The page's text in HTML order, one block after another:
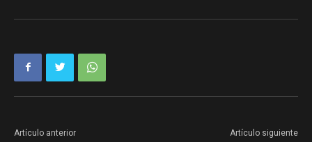
Artículo anterior Artículo siguiente